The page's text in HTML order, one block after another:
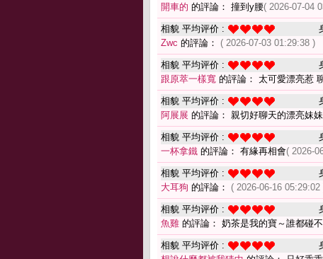
開車的 的評論： 撞到y腰( 2026-07-04
相貌 平均评价 :
Zwc 的評論： ( 2026-07-03 01:29:38 )
相貌 平均评价 :
跟原萃一樣寬 的評論： 太可愛漂亮惹
相貌 平均评价 :
阿展展 的評論： 親切好聊天的漂亮妹
相貌 平均评价 :
一杯拿鐵 的評論： 有緣再相會( 2026-
相貌 平均评价 :
大耳狗 的評論： ( 2026-06-16 05:29:02
相貌 平均评价 :
魚雞 的評論： 奶茶是我的寶～誰都碰
相貌 平均评价 :